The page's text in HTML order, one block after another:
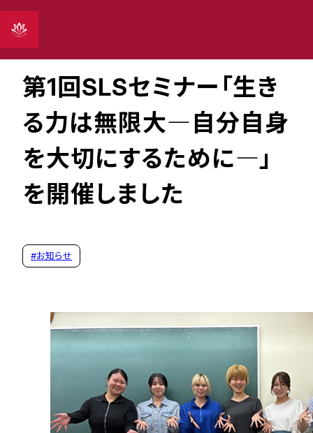
2026年05月13日
第1回SLSセミナー「生き
る力は無限大―自分自身
を大切にするために―」
を開催しました
#お知らせ